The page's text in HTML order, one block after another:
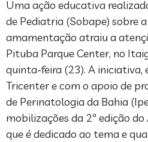
Uma ação educativa
de Pediatria (Sobape) sobre
amamentação atraiu a
Pituba Parque Center, no
quinta-feira (23). A iniciativa,
Tricenter e com o apoio de
de Perinatologia da Bahia
mobilizações da 2ª edição
que é dedicado ao tema e